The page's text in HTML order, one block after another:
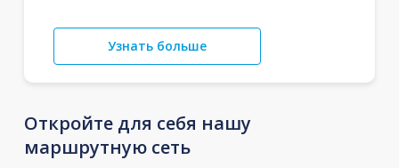
Узнать больше
Откройте для себя нашу
маршрутную сеть